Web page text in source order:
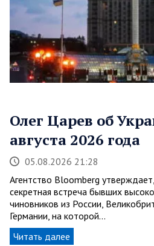
Олег Царев об
августа 2026 года
05.08.2026 21:28
Агентство Bloomberg
секретная встреча бывших
чиновников из России,
Германии, на которой…
Читать далее